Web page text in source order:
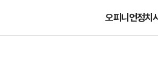
오피니언정치